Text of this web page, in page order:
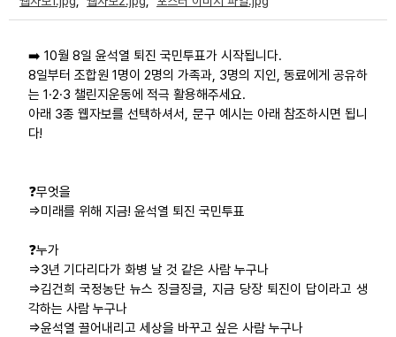
➡️ 10월 8일 윤석열 퇴진 국민투표가 시작됩니다.
8일부터 조합원 1명이 2명의 가족과, 3명의 지인, 동료에게 공유하
는 1·2·3 챌린지운동에 적극 활용해주세요.
아래 3종 웹자보를 선택하셔서, 문구 예시는 아래 참조하시면 됩니
다!
❓무엇을
=>미래를 위해 지금! 윤석열 퇴진 국민투표
❓누가
=>3년 기다리다가 화병 날 것 같은 사람 누구나
=>김건희 국정농단 뉴스 징글징글, 지금 당장 퇴진이 답이라고 생
각하는 사람 누구나
=>윤석열 끌어내리고 세상을 바꾸고 싶은 사람 누구나
카드뉴스
부설기관